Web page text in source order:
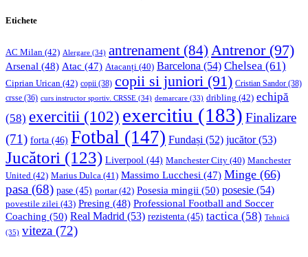
Etichete
AC Milan (42) Alergare (34) antrenament (84) Antrenor(97)
Arsenal (48) Atac (47) Atacanți (40) Barcelona (54) Chelsea (61)
Ciprian Urican (42) copii (38) copii si juniori (91) Cristian Sandor (38)
crsse (36) curs instructor sportiv. CRSSE (34) demarcare (33) dribling (42) echipă
(58) exercitii (102) exercitiu (183) Finalizare
(71) forta (46) Fotbal (147) Fundași (52) jucător(53)
Jucători (123) Liverpool (44) Manchester City (40) Manchester
United (42) Marius Dulca (41) Massimo Lucchesi (47) Minge (66)
pasa (68) pase (45) portar(42) Posesia mingii (50) posesie (54)
povestile zilei (43) Presing (48) Professional Football and Soccer
Coaching (50) Real Madrid (53) rezistenta (45) tactica (58) Tehnică
(35) viteza (72)